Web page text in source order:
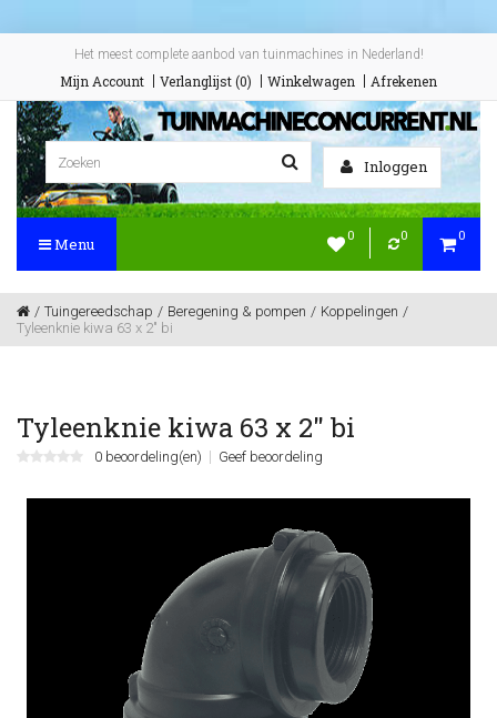
Het meest complete aanbod van tuinmachines in Nederland!
Mijn Account Verlanglijst (0) Winkelwagen Afrekenen
Inloggen
0 0 0
Menu
Tuingereedschap Beregening & pompen
Koppelingen
Tyleenknie kiwa 63 x 2" bi
Tyleenknie kiwa 63 x 2" bi
0 beoordeling(en) Geef beoordeling